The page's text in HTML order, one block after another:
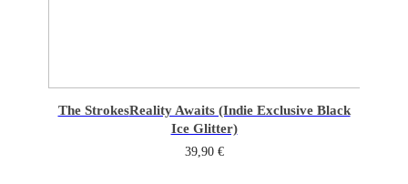
The StrokesReality Awaits (Indie Exclusive Black
Ice Glitter)
39,90 €